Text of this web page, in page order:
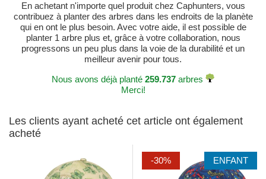
En achetant n'importe quel produit chez Caphunters, vous
contribuez à planter des arbres dans les endroits de la planète
qui en ont le plus besoin. Avec votre aide, il est possible de
planter 1 arbre plus et, grâce à votre collaboration, nous
progressons un peu plus dans la voie de la durabilité et un
meilleur avenir pour tous.
Nous avons déjà planté 259.737 arbres
Merci!
Les clients ayant acheté cet article ont également
acheté
-30% ENFANT